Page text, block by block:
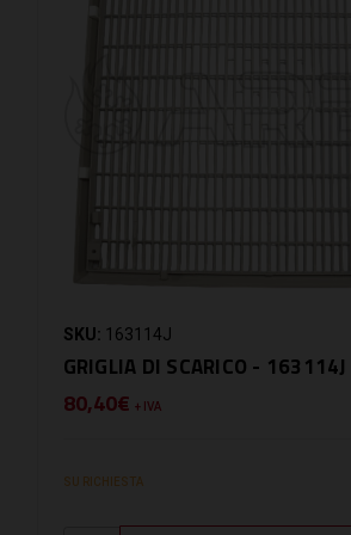
SKU: 163114J
GRIGLIA DI SCARICO - 163114J
80,40€ + IVA
SU RICHIESTA